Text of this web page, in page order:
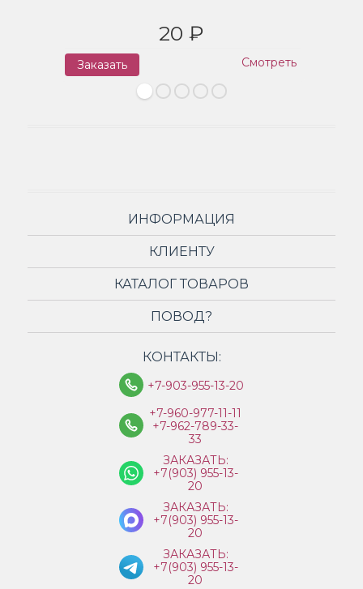
20 ₽
Заказать Смотреть
ИНФОРМАЦИЯ
КЛИЕНТУ
КАТАЛОГ ТОВАРОВ
ПОВОД?
КОНТАКТЫ:
+7-903-955-13-20
+7-960-977-11-11
+7-962-789-33-
33
ЗАКАЗАТЬ:
+7(903) 955-13-
20
ЗАКАЗАТЬ:
+7(903) 955-13-
20
ЗАКАЗАТЬ:
+7(903) 955-13-
20